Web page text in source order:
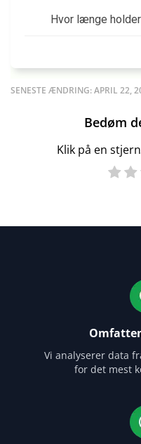
Hvor længe
SENESTE ÆNDRING: APRIL 22,
Bedøm
Klik på en
Vi analyserer data
for det mest